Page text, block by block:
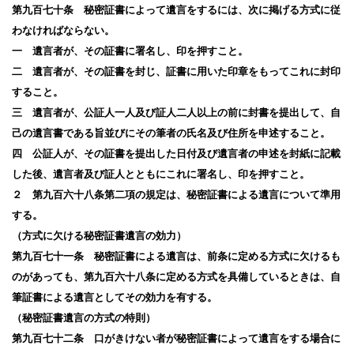
第九百七十条 秘密証書によって遺言をするには、次に掲げる方式に従
わなければならない。
一 遺言者が、その証書に署名し、印を押すこと。
二 遺言者が、その証書を封じ、証書に用いた印章をもってこれに封印
すること。
三 遺言者が、公証人一人及び証人二人以上の前に封書を提出して、自
己の遺言書である旨並びにその筆者の氏名及び住所を申述すること。
四 公証人が、その証書を提出した日付及び遺言者の申述を封紙に記載
した後、遺言者及び証人とともにこれに署名し、印を押すこと。
２ 第九百六十八条第二項の規定は、秘密証書による遺言について準用
する。
（方式に欠ける秘密証書遺言の効力）
第九百七十一条 秘密証書による遺言は、前条に定める方式に欠けるも
のがあっても、第九百六十八条に定める方式を具備しているときは、自
筆証書による遺言としてその効力を有する。
（秘密証書遺言の方式の特則）
第九百七十二条 口がきけない者が秘密証書によって遺言をする場合に